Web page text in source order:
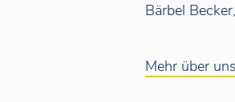
Bärbel
Mehr über